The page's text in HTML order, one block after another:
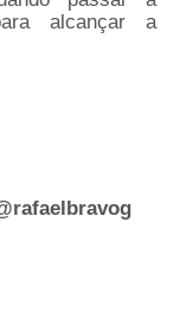
alcançar a